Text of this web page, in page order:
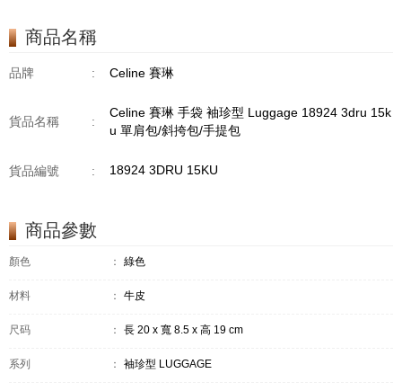
商品名稱
品牌 : Celine 賽琳
貨品名稱 :
Celine 賽琳 手袋 袖珍型 Luggage 18924 3dru 15k
u 單肩包/斜挎包/手提包
貨品編號 : 18924 3DRU 15KU
商品參數
顏色 ： 綠色
材料 ： 牛皮
尺码 ： 長 20 x 寬 8.5 x 高 19 cm
系列 ： 袖珍型 LUGGAGE